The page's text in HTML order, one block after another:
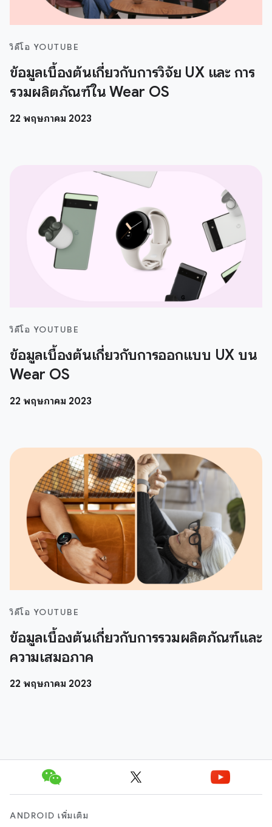
วิดีโอ YOUTUBE
ข้อมูลเบื้องต้นเกี่ยวกับการวิจัย UX และ การ
รวมผลิตภัณฑ์ใน Wear OS
22 พฤษภาคม 2023
วิดีโอ YOUTUBE
ข้อมูลเบื้องต้นเกี่ยวกับการออกแบบ UX บน
Wear OS
22 พฤษภาคม 2023
วิดีโอ YOUTUBE
ข้อมูลเบื้องต้นเกี่ยวกับการรวมผลิตภัณฑ์และ
ความเสมอภาค
22 พฤษภาคม 2023
ANDROID เพิ่มเติม